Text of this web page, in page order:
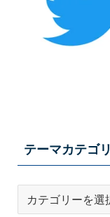
テーマカテゴリ